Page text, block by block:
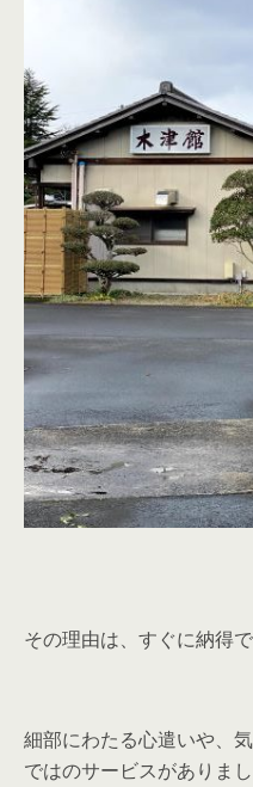
その理由は、すぐに納得で
細部にわたる心遣いや、
ではのサービスがありまし